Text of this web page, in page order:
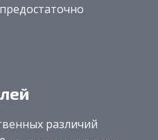
различий